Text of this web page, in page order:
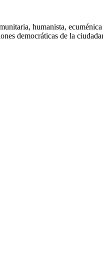
humanista,
democráticas de la